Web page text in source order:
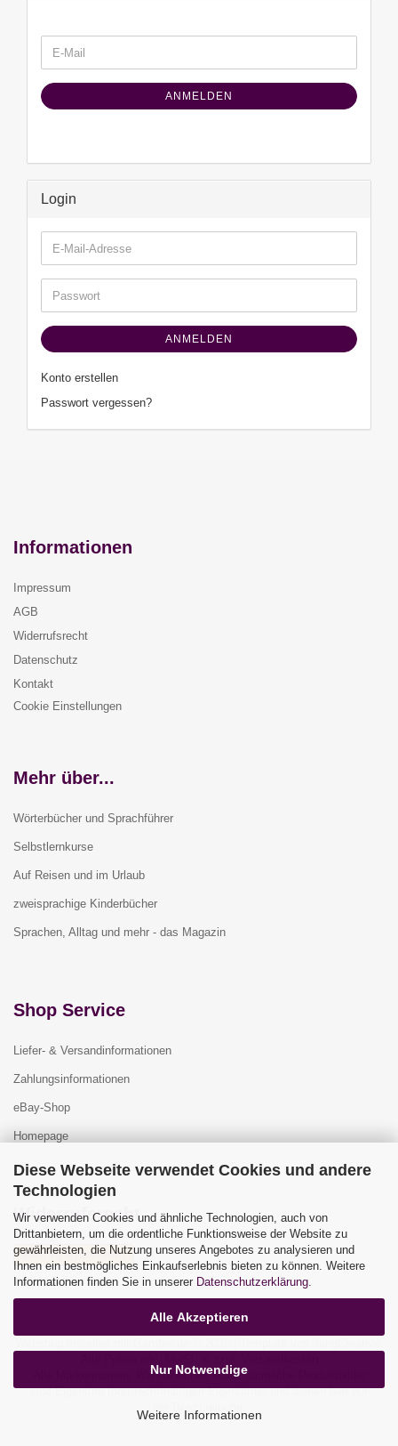
Diese Webseite verwendet Cookies und andere
Technologien
Wir verwenden Cookies und ähnliche Technologien, auch von
Drittanbietern, um die ordentliche Funktionsweise der Website zu
gewährleisten, die Nutzung unseres Angebotes zu analysieren und
Ihnen ein bestmögliches Einkaufserlebnis bieten zu können. Weitere
Informationen finden Sie in unserer Datenschutzerklärung
Alle Akzeptieren
Nur Notwendige
Weitere Informationen
ZUR
ANMELDUNG
E-
Mail
ANMELDEN
Login
E-
Mail-
Adresse
Passwort
ANMELDEN
Konto erstellen
Passwort vergessen?
Informationen
Impressum
AGB
Widerrufsrecht
Datenschutz
Kontakt
Cookie Einstellungen
Mehr über...
Wörterbücher und Sprachführer
Selbstlernkurse
Auf Reisen und im Urlaub
zweisprachige Kinderbücher
Sprachen, Alltag und mehr - das Magazin
Shop Service
Liefer- & Versandinformationen
Zahlungsinformationen
eBay-Shop
Homepage
Widerrufsrecht
Vertrag widerrufen
Widerrufsbelehrung
Alle Markennamen, Warenzeichen sowie sämtliche Produktbilder
sind Eigentum Ihrer rechtmäßigen Eigentümer und dienen hier nur
der Beschreibung.